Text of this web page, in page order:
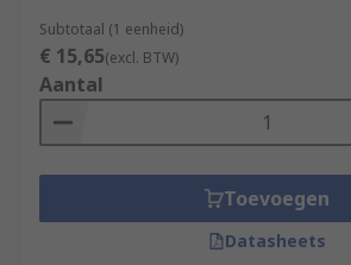
Subtotaal (1 eenheid)
€ 15,65(excl. BTW)
Aantal
Toevoegen
Datasheets